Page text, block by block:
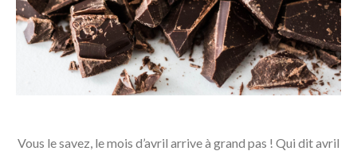
Vous le savez, le mois d’avril arrive à grand pas ! Qui dit avril